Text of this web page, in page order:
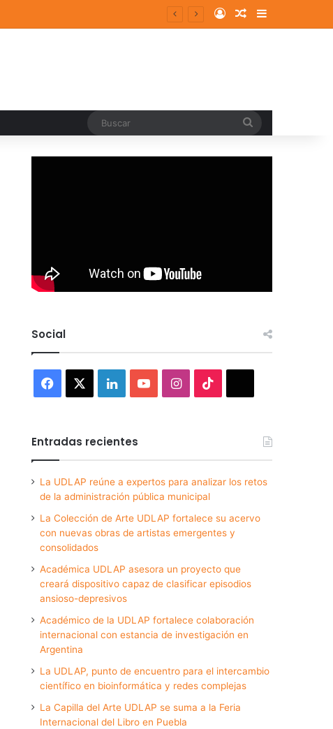
Log InRandom Article
Sidebar
Social
Facebook LinkedInYouTubeInstagram
Entradas recientes
La UDLAP reúne a expertos para analizar los retos
de la administración pública municipal
La Colección de Arte UDLAP fortalece su acervo
con nuevas obras de artistas emergentes y
consolidados
Académica UDLAP asesora un proyecto que
creará dispositivo capaz de clasificar episodios
ansioso-depresivos
Académico de la UDLAP fortalece colaboración
internacional con estancia de investigación en
Argentina
La UDLAP, punto de encuentro para el intercambio
científico en bioinformática y redes complejas
La Capilla del Arte UDLAP se suma a la Feria
Internacional del Libro en Puebla